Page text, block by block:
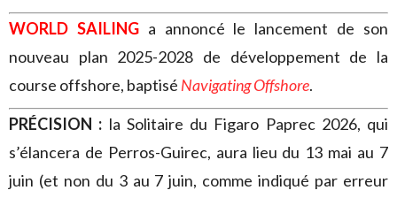
WORLD SAILING a annoncé le lancement de son
nouveau plan 2025-2028 de développement de la
course offshore, baptisé Navigating Offshore.
PRÉCISION : la Solitaire du Figaro Paprec 2026, qui
s’élancera de Perros-Guirec, aura lieu du 13 mai au 7
juin (et non du 3 au 7 juin, comme indiqué par erreur